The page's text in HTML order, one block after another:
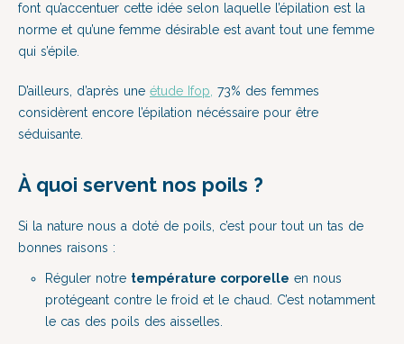
font qu’accentuer cette idée selon laquelle l’épilation est la
norme et qu’une femme désirable est avant tout une femme
qui s’épile.
D’ailleurs, d’après une étude Ifop, 73% des femmes
considèrent encore l’épilation nécéssaire pour être
séduisante.
À quoi servent nos poils ?
Si la nature nous a doté de poils, c’est pour tout un tas de
bonnes raisons :
Réguler notre température corporelle en nous
protégeant contre le froid et le chaud. C’est notamment
le cas des poils des aisselles.